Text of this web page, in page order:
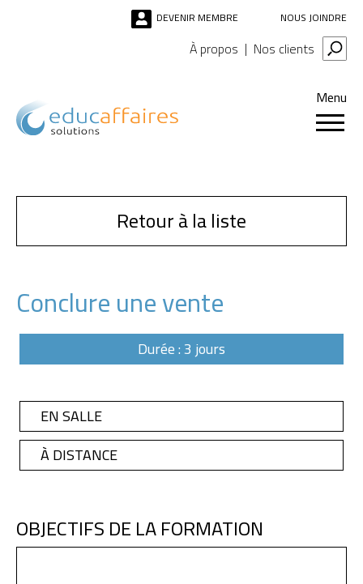
NOUS JOINDRE
DEVENIR MEMBRE
À propos Nos clients
Menu
Retour à la liste
Conclure une vente
Durée : 3 jours
EN SALLE
À DISTANCE
OBJECTIFS DE LA FORMATION